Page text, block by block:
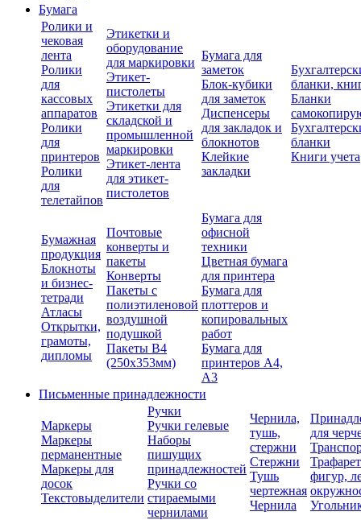
Бумага
Ролики и
чековая
лента
Ролики
для
кассовых
аппаратов
Ролики
для
принтеров
Ролики
для
телетайпов
Этикетки и
оборудование
для маркировки
Этикет-
пистолеты
Этикетки для
складской и
промышленной
маркировки
Этикет-лента
для этикет-
пистолетов
Бумага для
заметок
Блок-кубики
для заметок
Диспенсеры
для закладок и
блокнотов
Клейкие
закладки
бланки,
Бланки
бланки
Книги учета
Бумажная
продукция
Блокноты
и бизнес-
тетради
Атласы
Открытки,
грамоты,
дипломы
Почтовые
конверты и
пакеты
Конверты
Пакеты с
полиэтиленовой
воздушной
подушкой
Пакеты В4
(250х353мм)
Бумага для
офисной
техники
Цветная бумага
для принтера
Бумага для
плоттеров и
копировальных
работ
Бумага для
принтеров А4,
А3
Письменные принадлежности
Маркеры
Маркеры
перманентные
Маркеры для
досок
Текстовыделители
Ручки
Ручки гелевые
Наборы
пишущих
принадлежностей
Ручки со
стираемыми
чернилами
Чернила,
тушь,
стержни
Стержни
Тушь
чертежная
Чернила
для
фигур,